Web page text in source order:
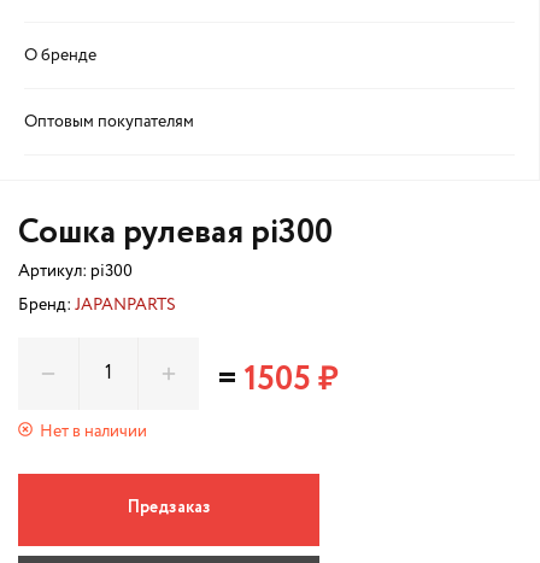
О бренде
Оптовым покупателям
Сошка рулевая pi300
Артикул: pi300
Бренд: JAPANPARTS
Нет в наличии
=1505 ₽
Предзаказ